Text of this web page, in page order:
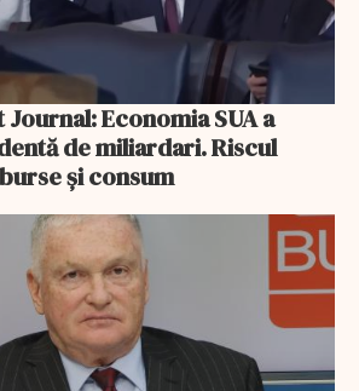
Economia SUA a
de miliardari. Riscul
și consum